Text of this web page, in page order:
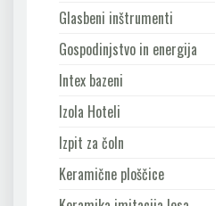
Glasbeni inštrumenti
Gospodinjstvo in energija
Intex bazeni
Izola Hoteli
Izpit za čoln
Keramične ploščice